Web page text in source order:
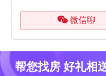
微信聊
帮您找房 好礼相